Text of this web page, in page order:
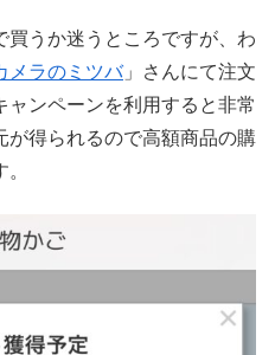
買うか迷うところですが、わ
メラのミツバ」さんにて注文
ャンペーンを利用すると非常
が得られるので高額商品の購